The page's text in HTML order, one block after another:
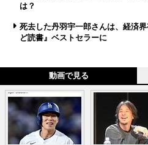
は？
死去した丹羽宇一郎さんは、経済
ど読書』ベストセラーに
動画で見る